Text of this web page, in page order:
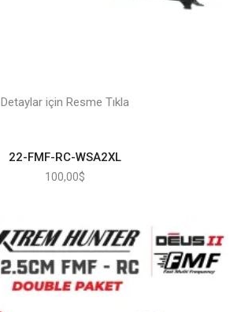
Detaylar için Resme Tıkla
22-FMF-RC-WSA2XL
100,00$